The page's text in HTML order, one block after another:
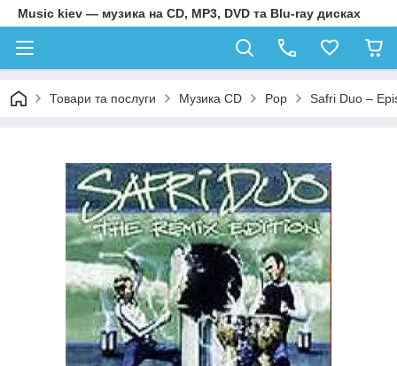
Music kiev — музика на CD, MP3, DVD та Blu-ray дисках
Товари та послуги Музика CD Pop Safri Duo –